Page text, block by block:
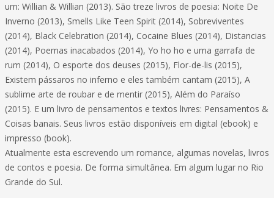
um: Willian & Willian (2013). São treze livros de poesia: Noite De
Inverno (2013), Smells Like Teen Spirit (2014), Sobreviventes
(2014), Black Celebration (2014), Cocaine Blues (2014), Distancias
(2014), Poemas inacabados (2014), Yo ho ho e uma garrafa de
rum (2014), O esporte dos deuses (2015), Flor-de-lis (2015),
Existem pássaros no inferno e eles também cantam (2015), A
sublime arte de roubar e de mentir (2015), Além do Paraíso
(2015). E um livro de pensamentos e textos livres: Pensamentos &
Coisas banais. Seus livros estão disponíveis em digital (ebook) e
impresso (book).
Atualmente esta escrevendo um romance, algumas novelas, livros
de contos e poesia. De forma simultânea. Em algum lugar no Rio
Grande do Sul.